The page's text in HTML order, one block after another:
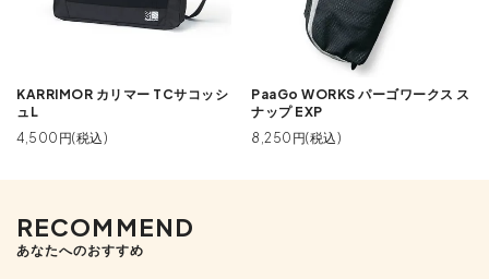
KARRIMOR カリマー TCサコッシ
ュL
4,500円(税込)
PaaGo WORKS パーゴワークス ス
ナップ EXP
8,250円(税込)
RECOMMEND
あなたへのおすすめ